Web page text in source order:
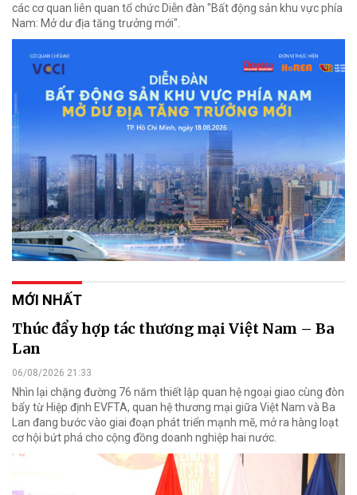
các cơ quan liên quan tổ chức Diễn đàn "Bất động sản khu vực phía
Nam: Mở dư địa tăng trưởng mới".
MỚI NHẤT
Thúc đẩy hợp tác thương mại Việt Nam – Ba
Lan
06/08/2026 21:33
Nhìn lại chặng đường 76 năm thiết lập quan hệ ngoại giao cùng đòn
bẩy từ Hiệp định EVFTA, quan hệ thương mại giữa Việt Nam và Ba
Lan đang bước vào giai đoạn phát triển mạnh mẽ, mở ra hàng loạt
cơ hội bứt phá cho cộng đồng doanh nghiệp hai nước.